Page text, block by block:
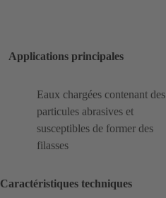
Applications principales
Eaux chargées contenant des
particules abrasives et
susceptibles de former des
filasses
Caractéristiques techniques